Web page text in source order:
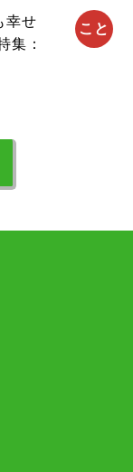
幸せ
集：
こと